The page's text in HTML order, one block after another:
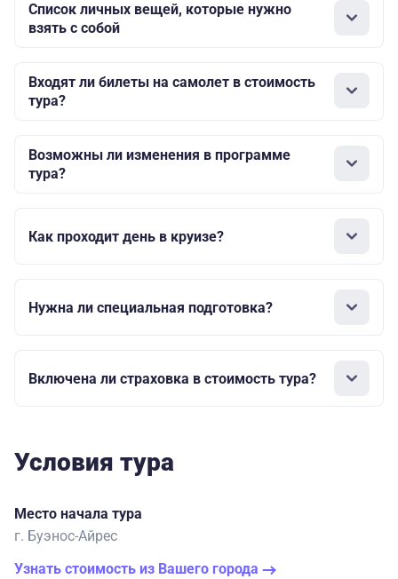
Список личных вещей, которые нужно
взять с собой
Входят ли билеты на самолет в стоимость
тура?
Возможны ли изменения в программе
тура?
Как проходит день в круизе?
Нужна ли специальная подготовка?
Включена ли страховка в стоимость тура?
Условия тура
Место начала тура
г. Буэнос-Айрес
Узнать стоимость из Вашего города